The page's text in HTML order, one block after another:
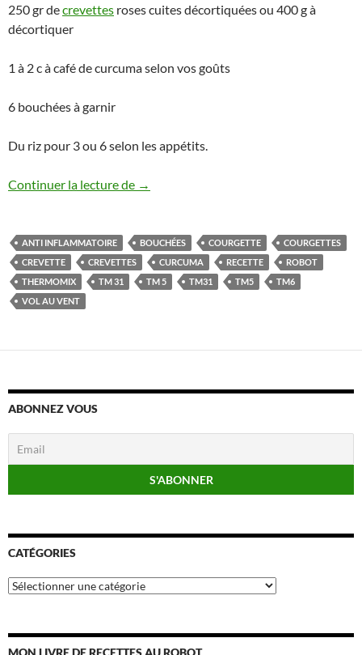
250 gr decrevettes roses cuites décortiquées ou 400 g à
décortiquer
1 à 2 c à café de curcuma selon vos goûts
6 bouchées à garnir
Du riz pour 3 ou 6 selon les appétits.
Continuer la lecture de Vol au vent aux crevettes et courgettes
→
ANTI INFLAMMATOIRE BOUCHÉES COURGETTE
COURGETTES
CREVETTE
CREVETTES CURCUMA RECETTE
ROBOT
THERMOMIX
TM 31 TM 5 TM31 TM5
TM6
VOL AU VENT
ABONNEZ VOUS
CATÉGORIES
Catégories